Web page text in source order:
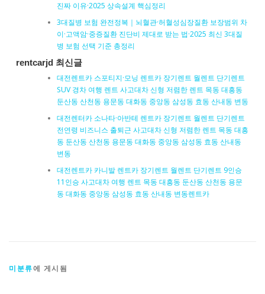
진짜 이유·2025 상속설계 핵심정리
3대질병 보험 완전정복｜뇌혈관·허혈성심장질환 보장범위 차
이·고액암·중증질환 진단비 제대로 받는 법·2025 최신 3대질
병 보험 선택 기준 총정리
rentcarjd 최신글
대전렌트카 스포티지·모닝 렌트카 장기렌트 월렌트 단기렌트
SUV 경차 여행 렌트 사고대차 신형 저렴한 렌트 목동 대흥동
둔산동 산천동 용문동 대화동 중앙동 삼성동 효동 산내동 변동
대전렌터카 소나타·아반테 렌트카 장기렌트 월렌트 단기렌트
전연령 비즈니스 출퇴근 사고대차 신형 저렴한 렌트 목동 대흥
동 둔산동 산천동 용문동 대화동 중앙동 삼성동 효동 산내동
변동
대전렌트카 카니발 렌트카 장기렌트 월렌트 단기렌트 9인승
11인승 사고대차 여행 렌트 목동 대흥동 둔산동 산천동 용문
동 대화동 중앙동 삼성동 효동 산내동 변동렌트카
미분류에 게시됨